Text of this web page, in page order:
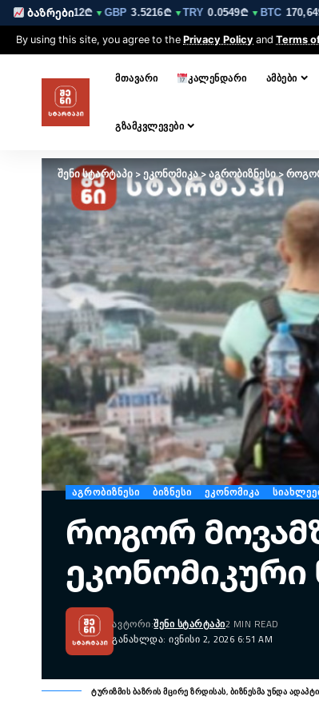
ბაზრები
3.0212₾▼GBP3.5216₾▼TRY0.0549₾▼BTC170,649₾▲
By using this site, you agree to thePrivacy Policyand Terms
ᲛᲗᲐᲕᲐᲠᲘ ᲙᲐᲚᲔᲜᲓᲐᲠᲘ ᲐᲛᲑᲔᲑᲘ
ᲒᲖᲐᲛᲙᲕᲚᲔᲕᲔᲑᲘ
შენი სტარტაპი >ეკონომიკა>აგრობიზნესი>
ᲐᲒᲠᲝᲑᲘᲖᲜᲔᲡᲘ ᲑᲘᲖᲜᲔᲡᲘ ᲔᲙᲝᲜᲝᲛᲘᲙᲐ
როგორ
ეკონომიკური
ᲒᲐᲜᲐᲮᲚᲓᲐ: ᲘᲕᲜᲘᲡᲘ 2, 2026 6:51 AM
ᲐᲕᲢᲝᲠᲘ:ᲨᲔᲜᲘ ᲡᲢᲐᲠᲢᲐᲞᲘ2 MIN READ
ტურიზმის ბაზრის მცირე ზრდისას, ბიზნესმა უნდა